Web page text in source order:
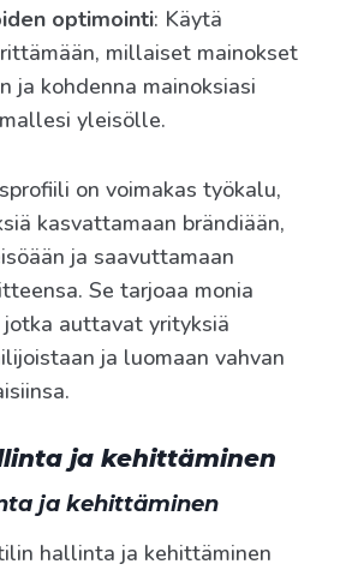
optimointi: Käytä
millaiset mainokset
ja kohdenna mainoksiasi
yleisölle.
on voimakas työkalu,
kasvattamaan brändiään,
ja saavuttamaan
Se tarjoaa monia
auttavat yrityksiä
ja luomaan vahvan
ja kehittäminen
ja kehittäminen
hallinta ja kehittäminen